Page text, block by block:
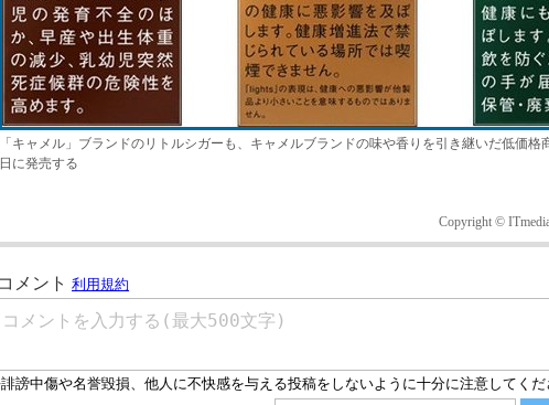
「キャメル」ブランドのリトルシガーも、キャメルブランドの味や香りを引き継いだ低価格
日に発売する
Copyright ©